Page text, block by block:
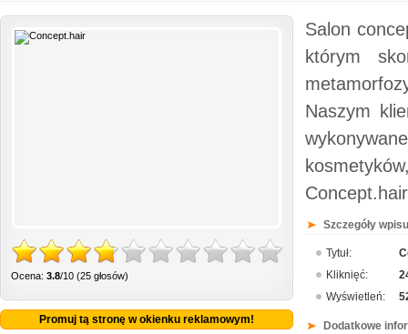
Ocena: 3.8/10 (25 głosów)
Promuj tą stronę w okienku reklamowym!
Salon
którym
Naszym
Szczegóły
Tytuł:
Kliknięć:
Wyświetleń:
Dodatkowe